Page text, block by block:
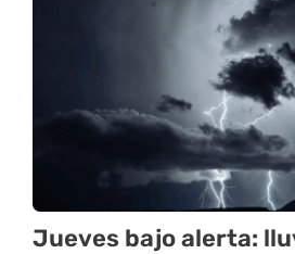
Jueves bajo alerta: